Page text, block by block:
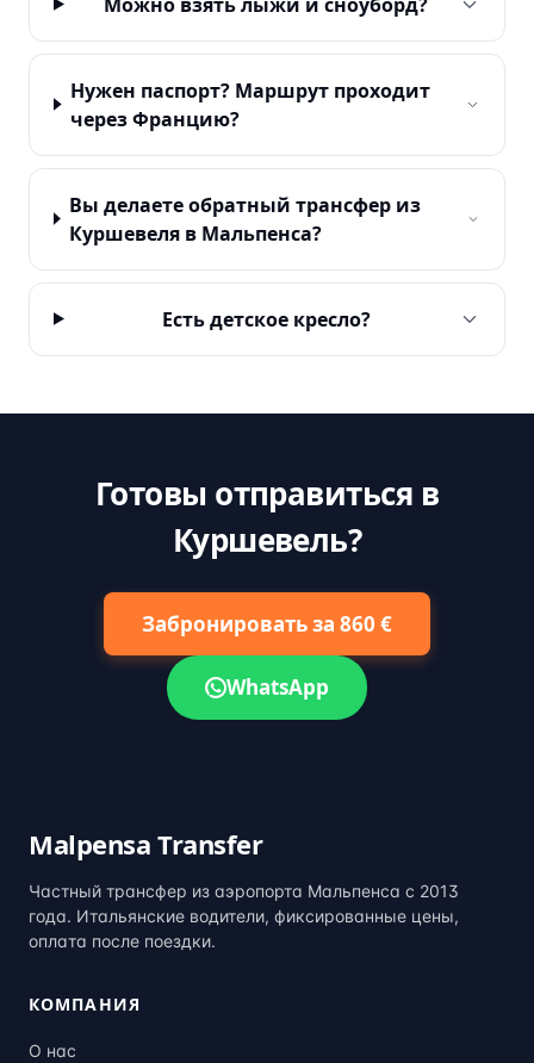
Нужен паспорт? Маршрут проходит
через Францию?
Вы делаете обратный трансфер из
Куршевеля в Мальпенса?
Есть детское кресло?
Готовы отправиться в
Куршевель?
Забронировать за 860 €
WhatsApp
Malpensa Transfer
Частный трансфер из аэропорта Мальпенса с 2013
года. Итальянские водители, фиксированные цены,
оплата после поездки.
КОМПАНИЯ
О нас